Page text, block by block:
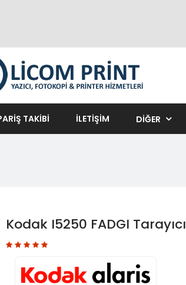
TAKIBI ILETIŞIM DIĞER
Kodak I5250 FADGI Tarayıcı